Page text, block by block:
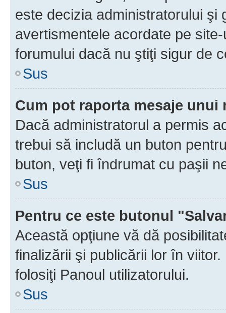
este decizia administratorului şi
avertismentele acordate pe
forumului dacă nu ştiţi sigur de
Sus
Cum pot raporta mesaje unui
Dacă administratorul a permis
trebui să includă un buton
buton, veţi fi îndrumat cu paşii
Sus
Pentru ce este butonul
Această opţiune vă dă
finalizării şi publicării lor în
folosiţi Panoul utilizatorului.
Sus